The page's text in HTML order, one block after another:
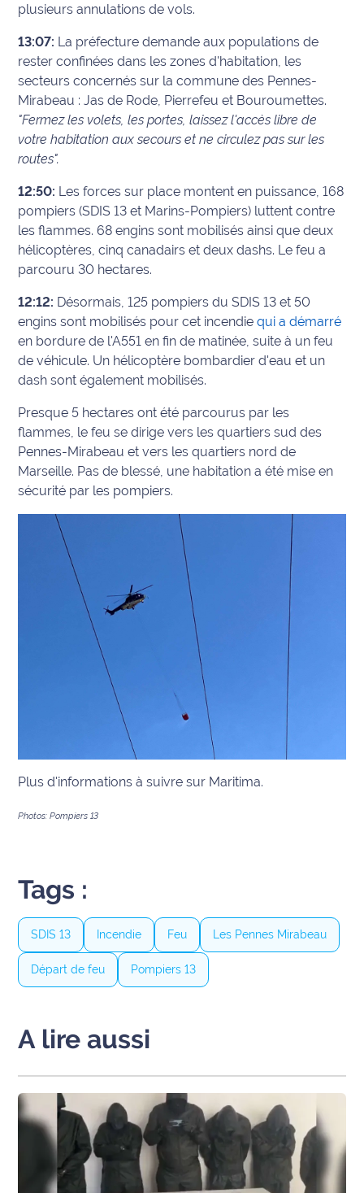
plusieurs annulations de vols.
13:07: La préfecture demande aux populations de
rester confinées dans les zones d'habitation, les
secteurs concernés sur la commune des Pennes-
Mirabeau : Jas de Rode, Pierrefeu et Bouroumettes.
"Fermez les volets, les portes, laissez l'accès libre de
votre habitation aux secours et ne circulez pas sur les
routes".
12:50: Les forces sur place montent en puissance, 168
pompiers (SDIS 13 et Marins-Pompiers) luttent contre
les flammes. 68 engins sont mobilisés ainsi que deux
hélicoptères, cinq canadairs et deux dashs. Le feu a
parcouru 30 hectares.
12:12: Désormais, 125 pompiers du SDIS 13 et 50
engins sont mobilisés pour cet incendiequi a démarré
en bordure de l'A551 en fin de matinée, suite à un feu
de véhicule. Un hélicoptère bombardier d'eau et un
dash sont également mobilisés.
Presque 5 hectares ont été parcourus par les
flammes, le feu se dirige vers les quartiers sud des
Pennes-Mirabeau et vers les quartiers nord de
Marseille. Pas de blessé, une habitation a été mise en
sécurité par les pompiers.
Plus d'informations à suivre sur Maritima.
Photos: Pompiers 13
Tags :
SDIS 13 Incendie Feu Les Pennes Mirabeau
Départ de feu Pompiers 13
A lire aussi